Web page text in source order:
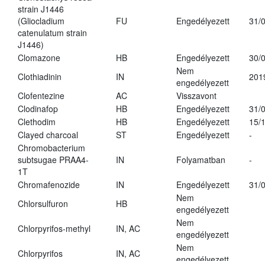
strain J1446
(Gliocladium
catenulatum strain
J1446)
FU Engedélyezett 31/
Clomazone HB Engedélyezett
30/
Clothiadinin
IN
Nem
engedélyezett
Clofentezine
AC
Visszavont
Clodinafop
HB Engedélyezett
31/
Clethodim
HB Engedélyezett
15/
Clayed charcoal
ST Engedélyezett
-
Chromobacterium
subtsugae PRAA4-
1T
IN Folyamatban -
Chromafenozide IN Engedélyezett
31/
Chlorsulfuron
HB
Nem
engedélyezett
Chlorpyrifos-methyl
IN, AC
Nem
engedélyezett
Chlorpyrifos
IN, AC
Nem